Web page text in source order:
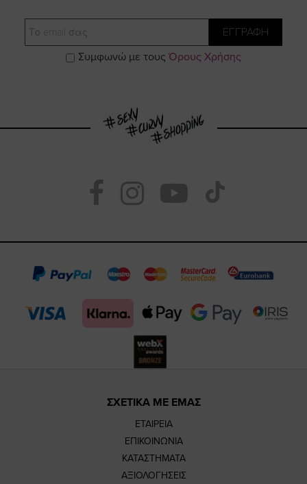
Email
ΕΓΓΡΑΦΗ
Συμφωνώ με τους Όρους Χρήσης
Visit
https://
page
Visit
https://
page
Visit
https://
page
our
TikTok
page
ΣΧΕΤΙΚΑ ΜΕ ΕΜΑΣ
ΕΤΑΙΡΕΙΑ
ΕΠΙΚΟΙΝΩΝΙΑ
ΚΑΤΑΣΤΗΜΑΤΑ
ΑΞΙΟΛΟΓΗΣΕΙΣ